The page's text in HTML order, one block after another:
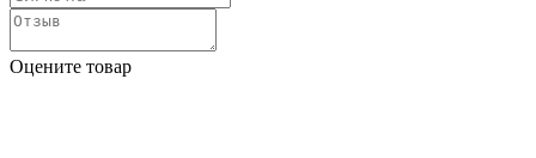
Оцените товар